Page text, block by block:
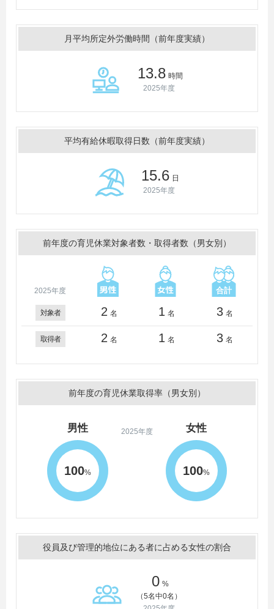
月平均所定外労働時間（前年度実績）
13.8 時間
2025年度
平均有給休暇取得日数（前年度実績）
15.6 日
2025年度
前年度の育児休業対象者数・取得者数（男女別）
2025年度
対象者 2 名 1 名 3 名
取得者 2 名 1 名 3 名
前年度の育児休業取得率（男女別）
2025年度
男性
100%
女性
100%
役員及び管理的地位にある者に占める女性の割合
0 %
（5名中0名）